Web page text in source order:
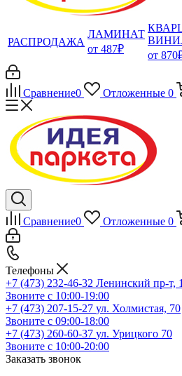
РАСПРОДАЖА
ЛАМИНАТ
от 487₽
от
Сравнение0 Отложенные 0
Сравнение0 Отложенные 0
Телефоны
+7 (473) 232-46-32 Ленинский пр-т,
Звоните с 10:00-19:00
+7 (473) 207-15-27 ул. Холмистая, 70
Звоните с 09:00-18:00
+7 (473) 260-60-37 ул. Урицкого 70
Звоните с 10:00-20:00
Заказать звонок